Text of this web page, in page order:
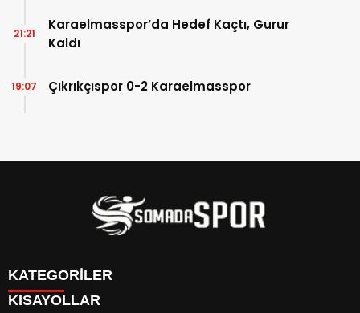
Karaelmasspor’da Hedef Kaçtı, Gurur
Kaldı
21:21
Çıkrıkçıspor 0-2 Karaelmasspor
19:07
KATEGORİLER
KISAYOLLAR